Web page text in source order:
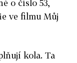
o číslo 53,
ve filmu Můj
kola. Ta